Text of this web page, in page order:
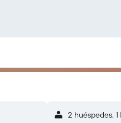
2 huéspedes, 1